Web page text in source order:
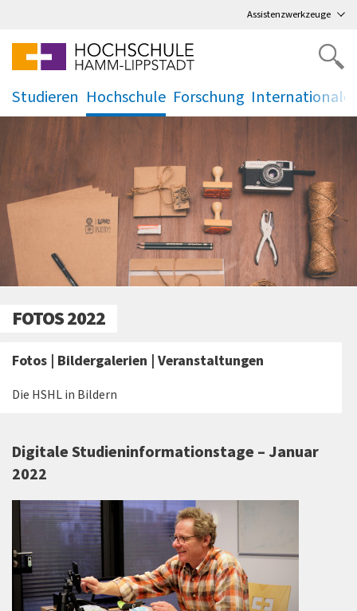
Assistenzwerkzeuge
Studieren
.
Hochschule
.
Forschung
. .
FOTOS 2022
Fotos | Bildergalerien | Veranstaltungen
Die HSHL in Bildern
Digitale Studieninformationstage – Januar
2022